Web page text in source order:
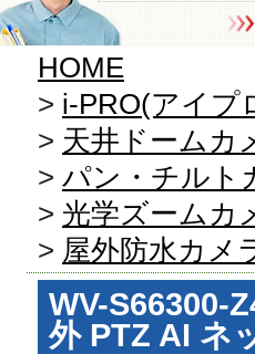
HOME
> i-PRO(アイプ
> 天井ドームカ
> パン・チルト
> 光学ズームカ
> 屋外防水カメ
WV-S66300-
外 PTZ AI ネ